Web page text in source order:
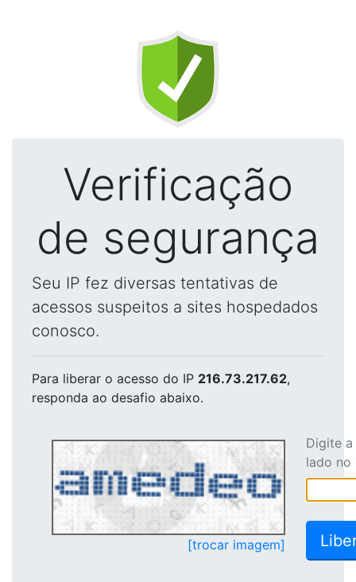
Verificação
de segurança
Seu IP fez diversas tentativas de
acessos suspeitos a sites hospedados
conosco.
Para liberar o acesso do IP 216.73.217.62,
responda ao desafio abaixo.
[trocar imagem]
Digite
lado no